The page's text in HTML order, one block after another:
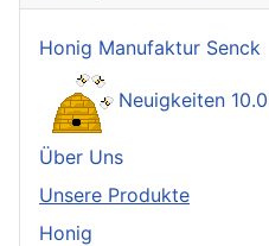
Honig Manufaktur Senck
Neuigkeiten
Über Uns
Unsere Produkte
Honig